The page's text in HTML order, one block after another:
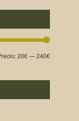
20€—240€